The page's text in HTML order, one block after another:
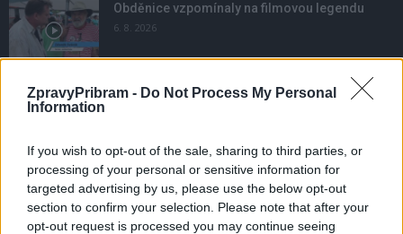
ZpravyPribram - Do Not Process My Personal
Information
If you wish to opt-out of the sale, sharing to third parties, or
processing of your personal or sensitive information for
targeted advertising by us, please use the below opt-out
section to confirm your selection. Please note that after your
opt-out request is processed you may continue seeing
Obděnice vzpomínaly na filmovou legendu
6. 8. 2026
Většina koupališť na Příbramsku nabízí výborné
Příbram modernizuje parkovací automaty.
Přibudou i tři nové poblíž Svaté Hory
3. 8. 2026